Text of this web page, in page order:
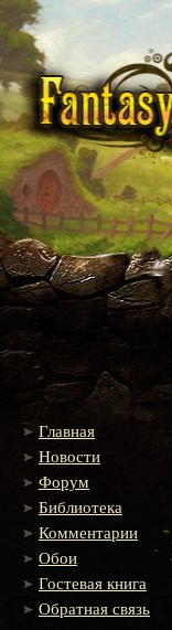
Главная
Новости
Форум
Библиотека
Комментарии
Обои
Гостевая книга
Обратная связь